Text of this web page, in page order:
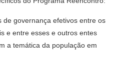
de governança efetivos entre os
e entre esses e outros entes
a temática da população em